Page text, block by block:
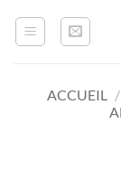
ACCUEIL /